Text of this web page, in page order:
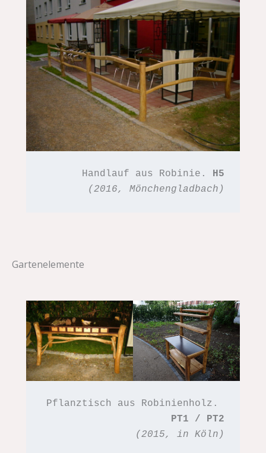
Handlauf aus Robinie. H5
(2016, Mönchengladbach)
Gartenelemente
PT1 / PT2
(2015, in Köln)